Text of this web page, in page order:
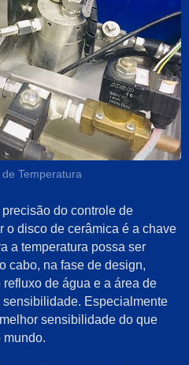
Temperatura
do controle de
o disco de cerâmica é a chave
a temperatura possa ser
cabo, na fase de design,
de água e a área de
Especialmente
sensibilidade do que
mundo.